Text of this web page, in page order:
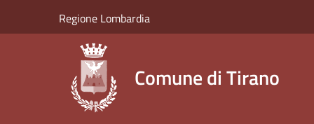
Regione Lombardia
Comune di Tirano